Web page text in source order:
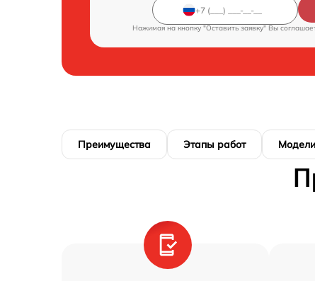
Нажимая на кнопку "Оставить заявку" Вы
Преимущества Этапы работ Модели